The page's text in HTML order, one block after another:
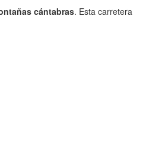
cántabras. Esta carretera